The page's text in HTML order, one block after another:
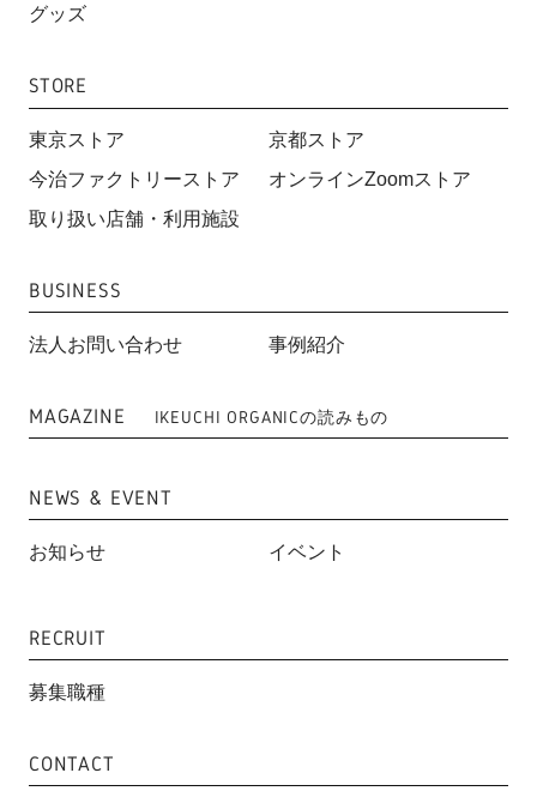
グッズ
STORE
東京ストア
京都ストア
今治ファクトリーストア
オンラインZoomストア
取り扱い店舗・利用施設
BUSINESS
法人お問い合わせ 事例紹介
MAGAZINE IKEUCHI ORGANICの読みもの
NEWS & EVENT
お知らせ イベント
RECRUIT
募集職種
CONTACT